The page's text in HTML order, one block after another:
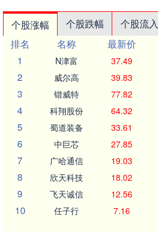
个股涨幅 个股跌幅 个股流入
排名
名称 最新价
1
N津富 37.49
2 威尔高 39.83
3 锴威特 77.82
4 科翔股份 64.32
5 蜀道装备 33.61
6 中巨芯 27.85
7 广哈通信 19.03
8 欣天科技 18.02
9 飞天诚信 12.56
10 任子行 7.16